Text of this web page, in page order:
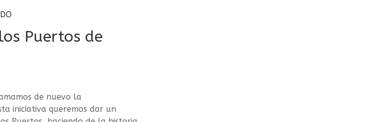
Puertos de
de nuevo la
iniciativa queremos dar un